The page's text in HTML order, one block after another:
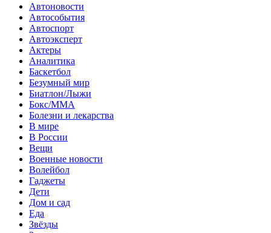
Автоновости
Автособытия
Автоспорт
Автоэксперт
Актеры
Аналитика
Баскетбол
Безумный мир
Биатлон/Лыжи
Бокс/MMA
Болезни и лекарства
В мире
В России
Вещи
Военные новости
Волейбол
Гаджеты
Дети
Дом и сад
Еда
Звёзды